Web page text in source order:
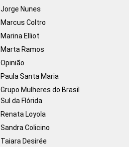
Jorge Nunes
Marcus Coltro
Marina Elliot
Marta Ramos
Opinião
Paula Santa Maria
Grupo Mulheres do Brasil
Sul da Flórida
Renata Loyola
Sandra Colicino
Taiara Desirée